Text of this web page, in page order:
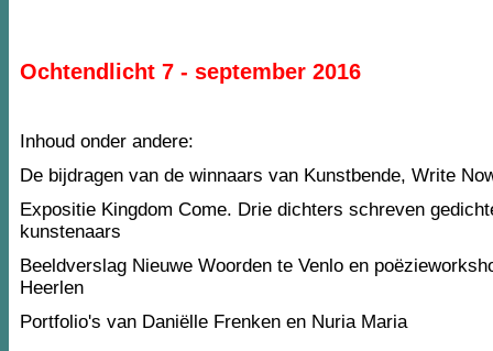
Ochtendlicht 7 - september 2016
Inhoud onder andere:
De bijdragen van de winnaars van Kunstbende, Write
Expositie Kingdom Come. Drie dichters schreven
kunstenaars
Beeldverslag Nieuwe Woorden te Venlo en
Heerlen
Portfolio's van Daniëlle Frenken en Nuria Maria